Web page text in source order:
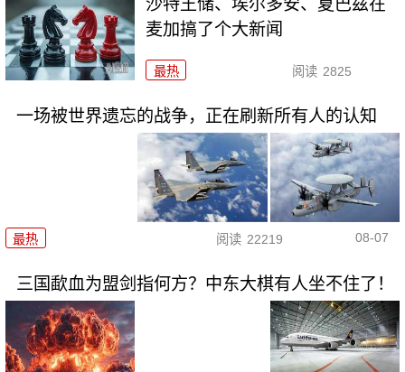
沙特王储、埃尔多安、夏巴兹在
麦加搞了个大新闻
最热 阅读 2825
一场被世界遗忘的战争，正在刷新所有人的认知
最热 阅读 22219 08-07
三国歃血为盟剑指何方？中东大棋有人坐不住了！